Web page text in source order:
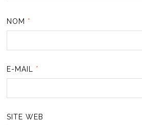
NOM *
E-MAIL *
SITE WEB